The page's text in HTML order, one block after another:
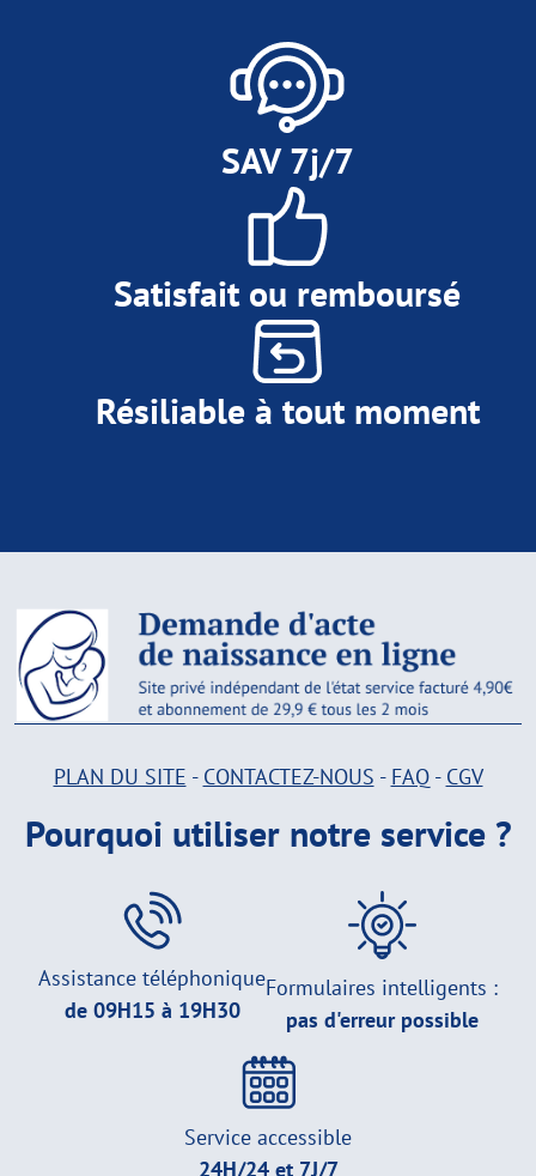
SAV 7j/7
Satisfait ou remboursé
Résiliable à tout moment
PLAN DU SITE - CONTACTEZ-NOUS - FAQ- CGV
Pourquoi utiliser notre service ?
Assistance téléphonique
de 09H15 à 19H30
Formulaires intelligents :
pas d'erreur possible
Service accessible
24H/24 et 7J/7